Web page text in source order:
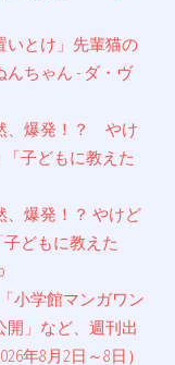
いとけ」先輩猫の
ちゃん - ダ・ヴ
、爆発！？ やけ
子どもに教えた
、爆発！？ やけど
どもに教えた
小学館マンガワン
開」など、週刊出
年8月2日～8日）